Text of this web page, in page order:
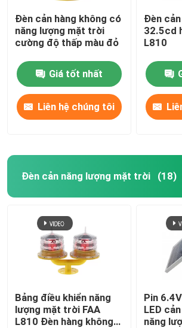
Đèn cản hàng không có
năng lượng mặt trời
cường độ thấp màu đỏ
Giá tốt nhất
Liên hệ chúng tôi
Đèn
32.5cd
L810
Đèn cản năng lượng mặt trời (18)
Bảng điều khiển năng
lượng mặt trời FAA
L810 Đèn hàng không
Pin
LED
năng